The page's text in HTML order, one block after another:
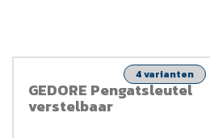
GEDORE Pengatsleutel
verstelbaar
4 varianten